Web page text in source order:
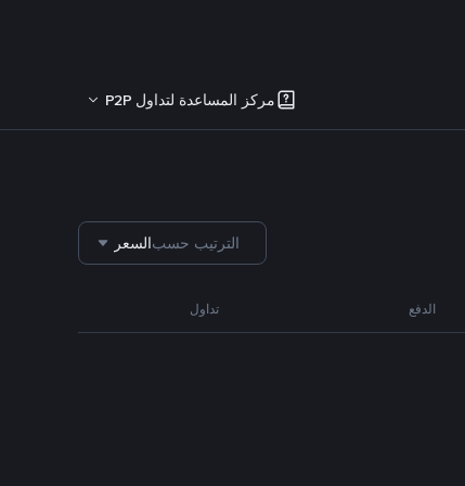
مركز المساعدة لتداول P2P
الترتيب حسبالسعر
الدفع تداول